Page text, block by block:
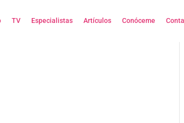
TV Especialistas Artículos Conóceme